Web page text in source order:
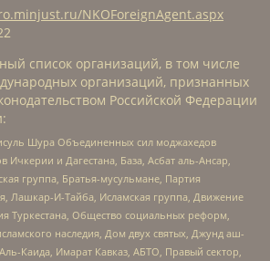
NKOForeignAgent.aspx
список организаций, в том числе
организаций, признанных
Российской Федерации
Шура Объединенных сил моджахедов
Ичкерии и Дагестана, База, Асбат аль-Ансар,
группа, Братья-мусульмане, Партия
Лашкар-И-Тайба, Исламская группа, Движение
Туркестана, Общество социальных реформ,
наследия, Дом двух святых, Джунд аш-
Каида, Имарат Кавказ, АБТО, Правый сектор,